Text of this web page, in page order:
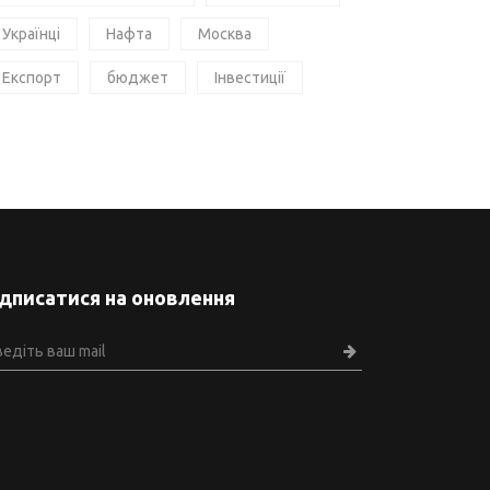
Українці Нафта Москва
Експорт бюджет Інвестиції
на оновлення